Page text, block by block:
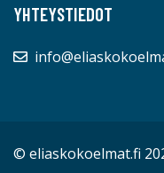
YHTEYSTIEDOT
© eliaskokoelmat.fi